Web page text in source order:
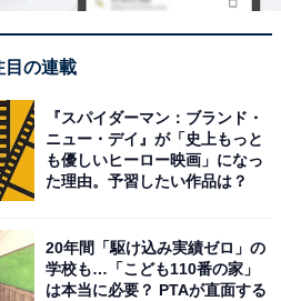
、でも強制をやめたら、PTA
か」と不安に思う方も、まだ
たしかに、今これだけPTAが
目の連載
『スパイダーマン：ブランド・
ニュー・デイ』が「史上もっと
も優しいヒーロー映画」になっ
た理由。予習したい作品は？
20年間「駆け込み実績ゼロ」の
学校も…「こども110番の家」
は本当に必要？ PTAが直面する